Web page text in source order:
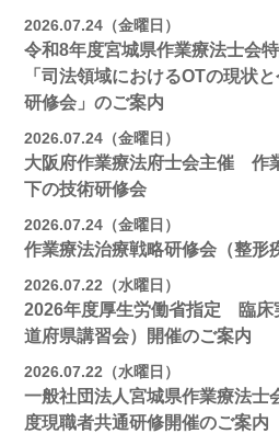
2026.07.24（金曜日）
令和8年度宮城県作業療法士会
「司法領域におけるOTの現状
研修会」のご案内
2026.07.24（金曜日）
大阪府作業療法府士会主催 作
下の技術研修会
2026.07.24（金曜日）
作業療法治療戦略研修会（整形
2026.07.22（水曜日）
2026年度厚生労働省指定 臨床
道府県講習会）開催のご案内
2026.07.22（水曜日）
一般社団法人宮城県作業療法
度現職者共通研修開催のご案内